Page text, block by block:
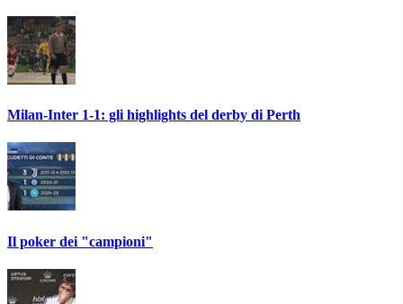
Milan-Inter 1-1: gli highlights del derby di Perth
Il poker dei "campioni"